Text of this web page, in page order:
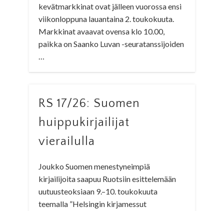
kevätmarkkinat ovat jälleen vuorossa ensi
viikonloppuna lauantaina 2. toukokuuta.
Markkinat avaavat ovensa klo 10.00,
paikka on Saanko Luvan -seuratanssijoiden
RS 17/26: Suomen
huippukirjailijat
vierailulla
Joukko Suomen menestyneimpiä
kirjailijoita saapuu Ruotsiin esittelemään
uutuusteoksiaan 9.–10. toukokuuta
teemalla ”Helsingin kirjamessut